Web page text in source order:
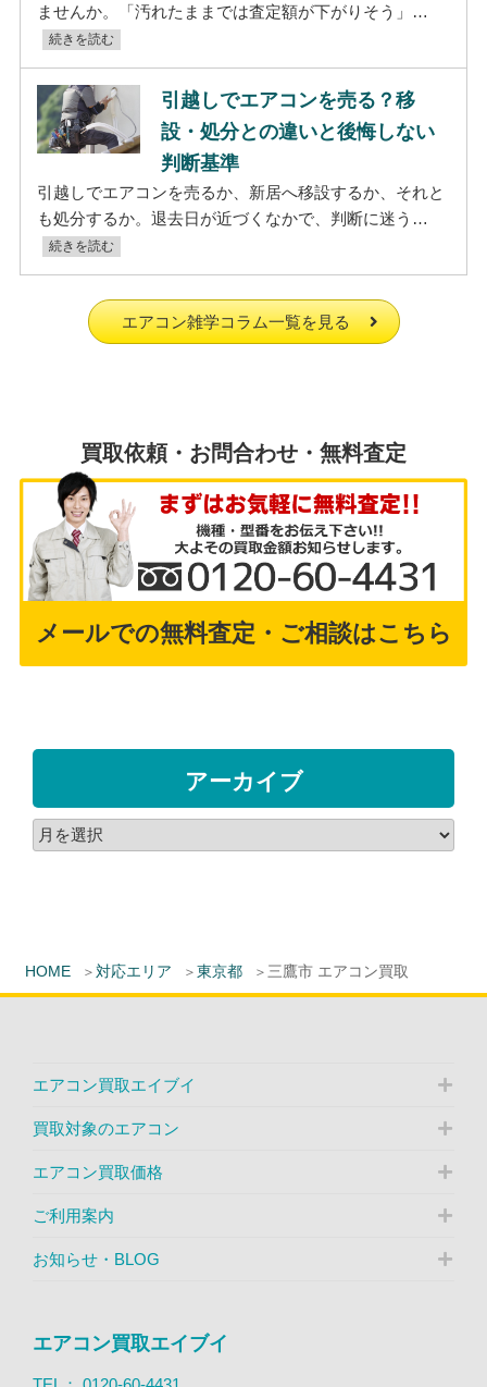
HOME 対応エリア 東京都 三鷹市 エアコン買取
ませんか。「汚れたままでは査定額が下がりそう」…
続きを読む
引越しでエアコンを売る？移
設・処分との違いと後悔しない
判断基準
引越しでエアコンを売るか、新居へ移設するか、それと
も処分するか。退去日が近づくなかで、判断に迷う…
続きを読む
エアコン雑学コラム一覧を見る
買取依頼・お問合わせ・無料査定
メールでの無料査定・ご相談はこちら
アーカイブ
エアコン買取エイブイ
買取対象のエアコン
エアコン買取価格
ご利用案内
お知らせ・BLOG
エアコン買取エイブイ